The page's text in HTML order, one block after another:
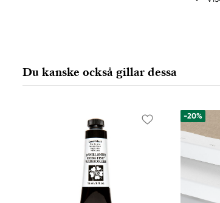
Du kanske också gillar dessa
-20%